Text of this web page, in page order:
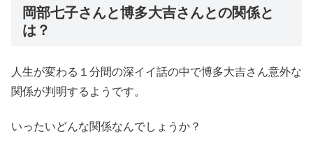
岡部七子さんと博多大吉さんとの関係と
は？
人生が変わる１分間の深イイ話の中で博多大吉さん意外な
関係が判明するようです。
いったいどんな関係なんでしょうか？